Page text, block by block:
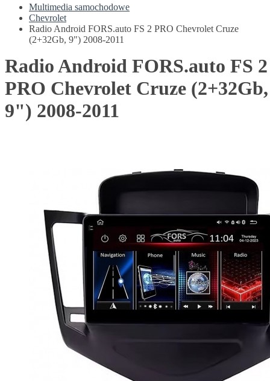
Multimedia samochodowe
Chevrolet
Radio Android FORS.auto FS 2 PRO Chevrolet Cruze
(2+32Gb, 9") 2008-2011
Radio Android FORS.auto FS 2
PRO Chevrolet Cruze (2+32Gb,
9") 2008-2011